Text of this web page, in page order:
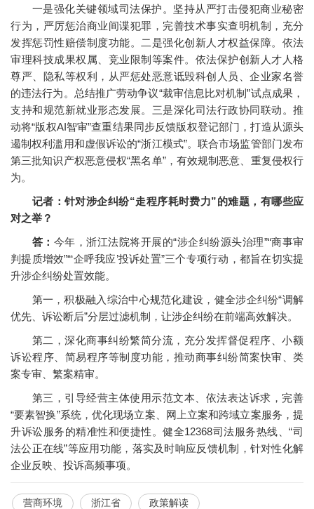
一是强化关键领域司法保护。坚持从严打击侵犯商业秘密
行为，严厉惩治商业间谍犯罪，完善技术事实查明机制，充分
发挥惩罚性赔偿制度功能。二是强化创新人才权益保障。依法
审理科技成果权属、竞业限制等案件。依法保护创新人才人格
尊严、隐私等权利，从严惩处恶意诋毁科创人员、企业家名誉
的违法行为。总结推广劳动争议“裁审信息比对机制”试点成果，
支持和规范新就业形态发展。三是深化司法行政协同联动。推
动将“版权AI智审”查重结果同步反馈版权登记部门，打造从源头
遏制权利滥用和虚假诉讼的“浙江模式”。联合市场监管部门发布
第三批知识产权恶意侵权“黑名单”，有效规制恶意、重复侵权行
为。
记者：针对涉企纠纷“走程序耗时费力”的难题，有哪些应
对之举？
答： 今年，浙江法院将开展的“涉企纠纷源头治理”“商事审
判提质增效”“‘企呼我应’投诉处置”三个专项行动，都旨在切实提
升涉企纠纷处置效能。
第一，积极融入综治中心规范化建设，健全涉企纠纷“调解
优先、诉讼断后”分层过滤机制，让涉企纠纷在前端高效解决。
第二，深化商事纠纷繁简分流，充分发挥督促程序、小额
诉讼程序、简易程序等制度功能，推动商事纠纷简案快审、类
案专审、繁案精审。
第三，引导经营主体使用示范文本、依法表达诉求，完善
“要素智换”系统，优化现场立案、网上立案和跨域立案服务，提
升诉讼服务的精准性和便捷性。健全12368司法服务热线、“司
法公正在线”等应用功能，落实及时响应反馈机制，针对性化解
企业反映、投诉高频事项。
营商环境 浙江省 政策解读